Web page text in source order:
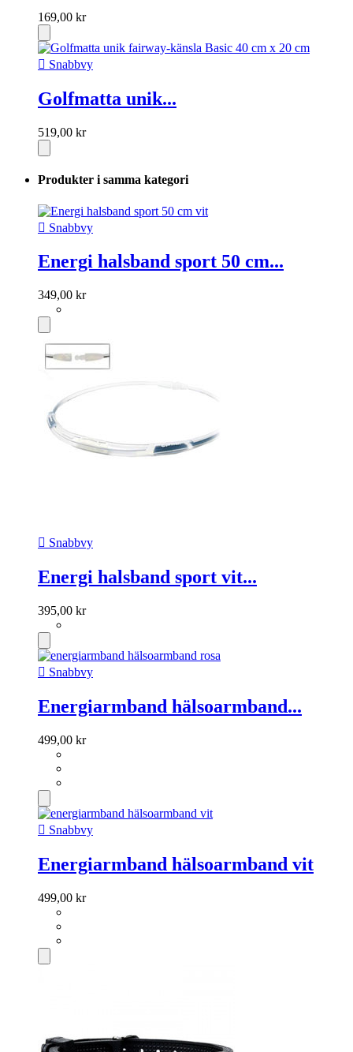
169,00 kr
 Snabbvy
Golfmatta unik...
519,00 kr
Produkter i samma kategori
 Snabbvy
Energi halsband sport 50 cm...
349,00 kr
 Snabbvy
Energi halsband sport vit...
395,00 kr
 Snabbvy
Energiarmband hälsoarmband...
499,00 kr
 Snabbvy
Energiarmband hälsoarmband vit
499,00 kr